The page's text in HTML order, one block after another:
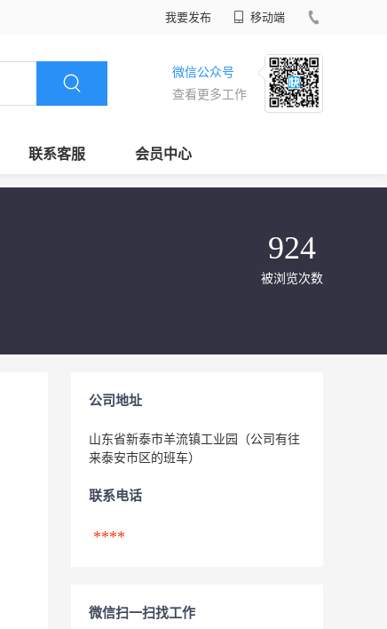
我要发布 移动端
微信公众号
查看更多工作
联系客服 会员中心
924
被浏览次数
公司地址
山东省新泰市羊流镇工业园（公司有往
来泰安市区的班车）
联系电话
****
微信扫一扫找工作